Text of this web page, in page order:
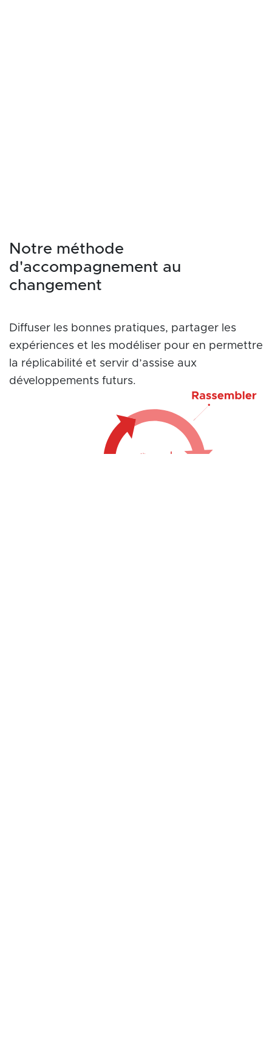
Notre méthode
d'accompagnement au
changement
Diffuser les bonnes pratiques, partager les
expériences et les modéliser pour en permettre
la réplicabilité et servir d’assise aux
développements futurs.